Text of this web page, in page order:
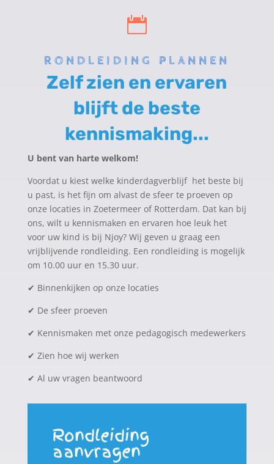

RONDLEIDING PLANNEN
Zelf zien en ervaren
blijft de beste
kennismaking...
U bent van harte welkom!
Voordat u kiest welke kinderdagverblijf het beste bij
u past, is het fijn om alvast de sfeer te proeven op
onze locaties in Zoetermeer of Rotterdam. Dat kan bij
ons, wilt u kennismaken en ervaren hoe leuk het
voor uw kind is bij Njoy? Wij geven u graag een
vrijblijvende rondleiding. Een rondleiding is mogelijk
om 10.00 uur en 15.30 uur.
✔ Binnenkijken op onze locaties
✔ De sfeer proeven
✔ Kennismaken met onze pedagogisch medewerkers
✔ Zien hoe wij werken
✔ Al uw vragen beantwoord
Rondleiding
aanvragen